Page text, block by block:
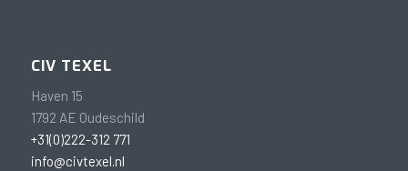
CIV TEXEL
Haven 15
1792 AE Oudeschild
+31(0)222-312 771
info@civtexel.nl